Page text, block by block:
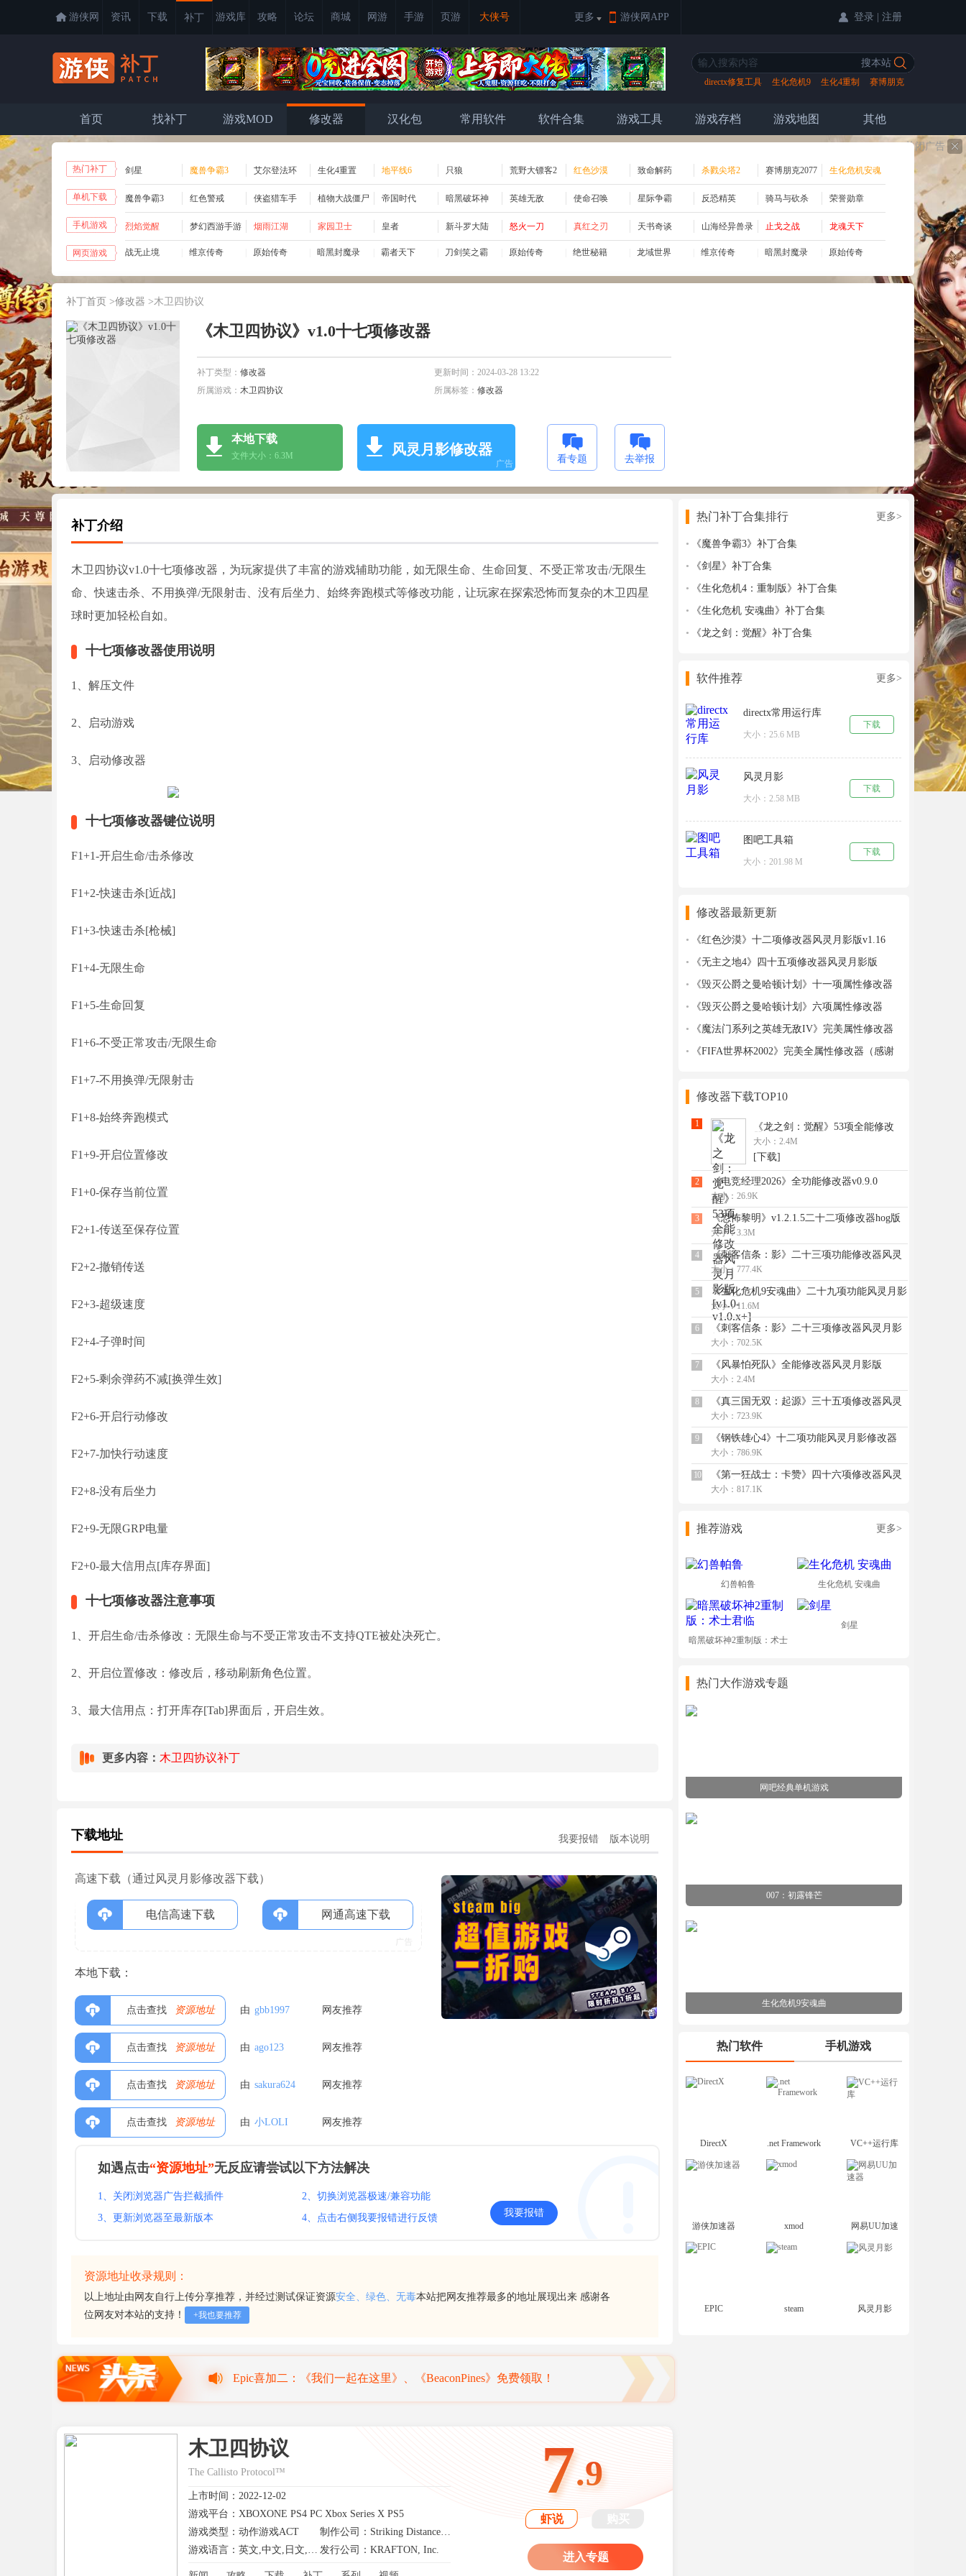
关闭广告
游侠网 资讯 下载 补丁 游戏库 攻略 论坛 商城 网游 手游 页游 大侠号 更多 游侠网APP 登录 | 注册
directx修复工具 生化危机9 生化4重制
赛博朋克
首页 找补丁 游戏MOD 修改器 汉化包 常用软件 软件合集 游戏工具 游戏存档 游戏地图 其他
热门补丁 剑星 魔兽争霸3 艾尔登法环 生化4重置 地平线6 只狼 荒野大镖客2 红色沙漠 致命解药 杀戮尖塔2 赛博朋克2077
生化危机安魂
曲
单机下载
魔兽争霸3 红色警戒 侠盗猎车手 植物大战僵尸 帝国时代 暗黑破坏神 英雄无敌 使命召唤 星际争霸 反恐精英 骑马与砍杀 荣誉勋章
手机游戏 烈焰觉醒 梦幻西游手游 烟雨江湖 家园卫士 皇者 新斗罗大陆 怒火一刀 真红之刃 天书奇谈 山海经异兽录 止戈之战 龙魂天下
网页游戏 战无止境 维京传奇 原始传奇 暗黑封魔录 霸者天下 刀剑笑之霸 原始传奇 绝世秘籍 龙域世界 维京传奇 暗黑封魔录
原始传奇
补丁首页 >修改器 >木卫四协议
《木卫四协议》v1.0十七项修改器
补丁类型： 修改器 更新时间： 2024-03-28 13:22
所属游戏： 木卫四协议 所属标签： 修改器
本地下载
文件大小：6.3M 风灵月影修改器
广告 看专题 去举报
补丁介绍
木卫四协议v1.0十七项修改器，为玩家提供了丰富的游戏辅助功能，如无限生命、生命回复、不受正常攻击/无限生
命、快速击杀、不用换弹/无限射击、没有后坐力、始终奔跑模式等修改功能，让玩家在探索恐怖而复杂的木卫四星
球时更加轻松自如。
十七项修改器使用说明
1、解压文件
2、启动游戏
3、启动修改器
十七项修改器键位说明
F1+1-开启生命/击杀修改
F1+2-快速击杀[近战]
F1+3-快速击杀[枪械]
F1+4-无限生命
F1+5-生命回复
F1+6-不受正常攻击/无限生命
F1+7-不用换弹/无限射击
F1+8-始终奔跑模式
F1+9-开启位置修改
F1+0-保存当前位置
F2+1-传送至保存位置
F2+2-撤销传送
F2+3-超级速度
F2+4-子弹时间
F2+5-剩余弹药不减[换弹生效]
F2+6-开启行动修改
F2+7-加快行动速度
F2+8-没有后坐力
F2+9-无限GRP电量
F2+0-最大信用点[库存界面]
十七项修改器注意事项
1、开启生命/击杀修改：无限生命与不受正常攻击不支持QTE被处决死亡。
2、开启位置修改：修改后，移动刷新角色位置。
3、最大信用点：打开库存[Tab]界面后，开启生效。
更多内容： 木卫四协议补丁
下载地址 我要报错 版本说明
高速下载（通过风灵月影修改器下载）
电信高速下载 网通高速下载
本地下载：
点击查找 资源地址 由 gbb1997 网友推荐
点击查找 资源地址 由 ago123 网友推荐
点击查找 资源地址 由 sakura624 网友推荐
点击查找 资源地址 由 小LOLI 网友推荐
如遇点击“资源地址”无反应请尝试以下方法解决
1、关闭浏览器广告拦截插件
2、切换浏览器极速/兼容功能
3、更新浏览器至最新版本
4、点击右侧我要报错进行反馈 我要报错
资源地址收录规则：
以上地址由网友自行上传分享推荐，并经过测试保证资源安全、绿色、无毒本站把网友推荐最多的地址展现出来 感谢各
位网友对本站的支持！
+我也要推荐
育碧喜加一：《幽灵行动4：未来战士》免费领取！
喜加五+大作骨折价！游侠喊你薅羊毛！一周喜加一汇总
Epic喜加二：《我们一起在这里》、《BeaconPines》免费领取！
木卫四协议
The Callisto Protocol™
上市时间：2022-12-02
游戏平台：XBOXONE PS4 PC Xbox Series X PS5
游戏类型：动作游戏ACT
制作公司：Striking Distance Studios
游戏语言：英文,中文,日文,其他 发行公司：KRAFTON, Inc.
7.9
虾说
进入专题
热门补丁合集排行 更多>
《魔兽争霸3》补丁合集
《剑星》补丁合集
《生化危机4：重制版》补丁合集
《生化危机 安魂曲》补丁合集
《龙之剑：觉醒》补丁合集
软件推荐 更多>
directx常用运行库
大小：25.6 MB
下载
风灵月影
大小：2.58 MB
下载
图吧工具箱
大小：201.98 M
下载
修改器最新更新
《红色沙漠》十二项修改器风灵月影版v1.16
《无主之地4》四十五项修改器风灵月影版
《毁灭公爵之曼哈顿计划》十一项属性修改器
《毁灭公爵之曼哈顿计划》六项属性修改器
《魔法门系列之英雄无敌IV》完美属性修改器
《FIFA世界杯2002》完美全属性修改器（感谢
修改器下载TOP10
1
《龙之剑：觉醒》53项全能修改
器风灵月影版[v1.0-v1.0.x+]
大小：2.4M
[下载]
2 《电竞经理2026》全功能修改器v0.9.0
大小：26.9K
3 《恐怖黎明》v1.2.1.5二十二项修改器hog版
大小：3.3M
4
《刺客信条：影》二十三项功能修改器风灵
月影版
大小：777.4K
5
《生化危机9安魂曲》二十九项功能风灵月影
修改器v1.1.2
大小：11.6M
6
《刺客信条：影》二十三项修改器风灵月影
版v1.0
大小：702.5K
7 《风暴怕死队》全能修改器风灵月影版
大小：2.4M
8
《真三国无双：起源》三十五项修改器风灵
月影版v1.0
大小：723.9K
9
《钢铁雄心4》十二项功能风灵月影修改器
v1.10.3
大小：786.9K
10
《第一狂战士：卡赞》四十六项修改器风灵
月影版v1.0
大小：817.1K
推荐游戏 更多>
幻兽帕鲁 生化危机 安魂曲
暗黑破坏神2重制版：术士
剑星
热门大作游戏专题
网吧经典单机游戏
007：初露锋芒
生化危机9安魂曲
热门软件 手机游戏
DirectX .net Framework VC++运行库
游侠加速器 xmod
网易UU加速
EPIC steam 风灵月影